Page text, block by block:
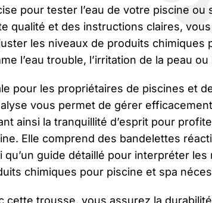
pour tester l’eau de votre piscine ou
qualité et des instructions claires,
les niveaux de produits chimiques
l’eau trouble, l’irritation de la peau
pour les propriétaires de piscines et
vous permet de gérer
ainsi la tranquillité d’esprit pour
Elle comprend des bandelettes
qu’un guide détaillé pour interpréter
chimiques pour piscine et spa
cette trousse, vous assurez la